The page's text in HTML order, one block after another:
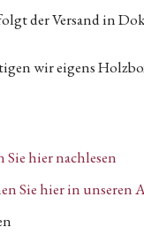
der Versand in
wir eigens
hier nachlesen
Sie hier in unseren